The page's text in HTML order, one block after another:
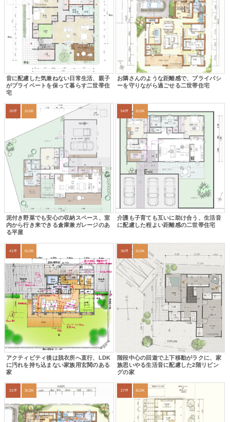
音に配慮した気兼ねない日常生活、親子
がプライベートを保って暮らす二世帯住
宅
お隣さんのような距離感で、プライバシ
ーを守りながら過ごせる二世帯住宅
26坪 2LDK
泥付き野菜でも安心の収納スペース、室
内から行き来できる倉庫兼ガレージのあ
る平屋
54坪 2LDK
介護も子育ても互いに助け合う、生活音
に配慮した程よい距離感の二世帯住宅
41坪 5LDK
アクティビティ後は脱衣所へ直行、LDK
に汚れを持ち込まない家族用玄関のある
家
36坪 2LDK
階段中心の回遊で上下移動がラクに、家
族思いやる生活音に配慮した2階リビン
グの家
31坪 3LDK 27坪 3LDK